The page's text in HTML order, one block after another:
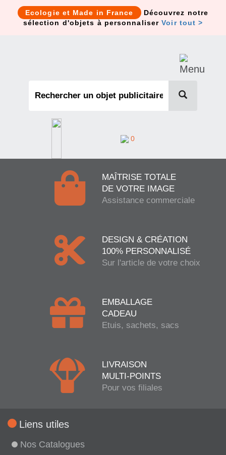
Ecologie et Made in France
Découvrez notre
sélection d'objets à personnaliserVoir tout >
0
MAÎTRISE TOTALE
DE VOTRE IMAGE
Assistance commerciale
DESIGN & CRÉATION
100% PERSONNALISÉ
Sur l'article de votre choix
EMBALLAGE
CADEAU
Etuis, sachets, sacs
LIVRAISON
MULTI-POINTS
Pour vos filiales
Liens utiles
Nos Catalogues
Cookies management panel